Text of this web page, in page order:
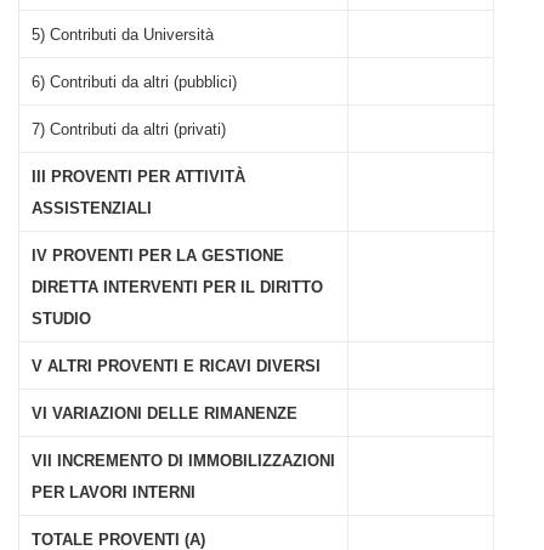
5) Contributi da Università
6) Contributi da altri (pubblici)
7) Contributi da altri (privati)
III PROVENTI PER ATTIVITÀ
ASSISTENZIALI
IV PROVENTI PER LA GESTIONE
DIRETTA INTERVENTI PER IL DIRITTO
STUDIO
V ALTRI PROVENTI E RICAVI DIVERSI
VI VARIAZIONI DELLE RIMANENZE
VII INCREMENTO DI IMMOBILIZZAZIONI
PER LAVORI INTERNI
TOTALE PROVENTI (A)